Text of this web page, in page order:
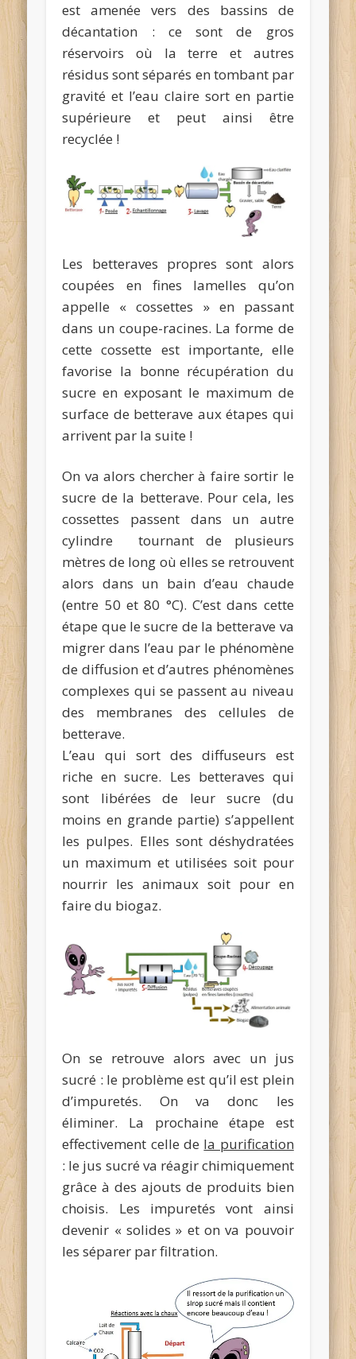
est amenée vers des bassins de
décantation : ce sont de gros
réservoirs où la terre et autres
résidus sont séparés en tombant par
gravité et l’eau claire sort en partie
supérieure et peut ainsi être
recyclée !
Les betteraves propres sont alors
coupées en fines lamelles qu’on
appelle « cossettes » en passant
dans un coupe-racines. La forme de
cette cossette est importante, elle
favorise la bonne récupération du
sucre en exposant le maximum de
surface de betterave aux étapes qui
arrivent par la suite !
On va alors chercher à faire sortir le
sucre de la betterave. Pour cela, les
cossettes passent dans un autre
cylindre tournant de plusieurs
mètres de long où elles se retrouvent
alors dans un bain d’eau chaude
(entre 50 et 80 °C). C’est dans cette
étape que le sucre de la betterave va
migrer dans l’eau par le phénomène
de diffusion et d’autres phénomènes
complexes qui se passent au niveau
des membranes des cellules de
betterave.
L’eau qui sort des diffuseurs est
riche en sucre. Les betteraves qui
sont libérées de leur sucre (du
moins en grande partie) s’appellent
les pulpes. Elles sont déshydratées
un maximum et utilisées soit pour
nourrir les animaux soit pour en
faire du biogaz.
On se retrouve alors avec un jus
sucré : le problème est qu’il est plein
d’impuretés. On va donc les
éliminer. La prochaine étape est
effectivement celle de la purification
: le jus sucré va réagir chimiquement
grâce à des ajouts de produits bien
choisis. Les impuretés vont ainsi
devenir « solides » et on va pouvoir
les séparer par filtration.